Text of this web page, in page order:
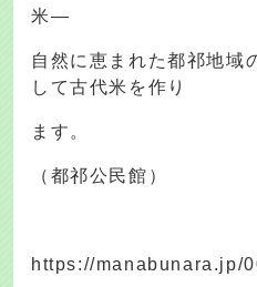
米―
自然に恵まれた都祁地域
して古代米を作り
ます。
（都祁公民館）
https://manabunara.jp/